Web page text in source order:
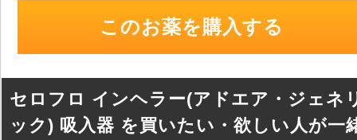
e
b
o
k
n
a
このお薬を購入する
セロフロ インヘラー(アドエア・ジェネ
ック) 吸入器 を買いたい・欲しい人が一